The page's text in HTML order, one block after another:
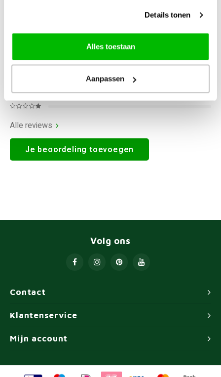
Details tonen
Alles toestaan
Aanpassen
Alle reviews
Je beoordeling toevoegen
Contact
Volg ons
Klantenservice
Mijn account